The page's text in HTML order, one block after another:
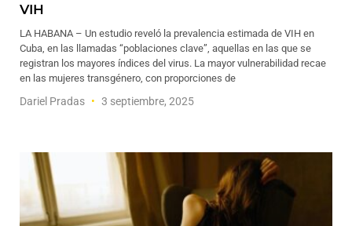
VIH
LA HABANA – Un estudio reveló la prevalencia estimada de VIH en
Cuba, en las llamadas “poblaciones clave”, aquellas en las que se
registran los mayores índices del virus. La mayor vulnerabilidad recae
en las mujeres transgénero, con proporciones de
Dariel Pradas 3 septiembre, 2025